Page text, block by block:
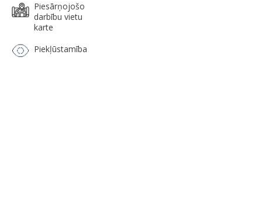
Piesārņojošo
darbību vietu
karte
Piekļūstamība